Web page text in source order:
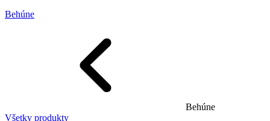
Behúne
Behúne
Všetky produkty